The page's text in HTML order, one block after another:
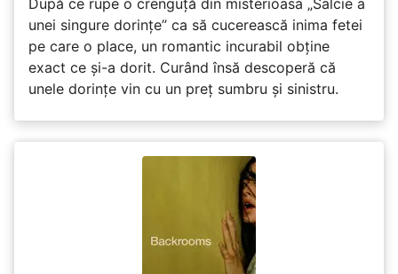
unei singure dorințe” ca să cucerească inima fetei
pe care o place, un romantic incurabil obține
exact ce și-a dorit. Curând însă descoperă că
unele dorințe vin cu un preț sumbru și sinistru.